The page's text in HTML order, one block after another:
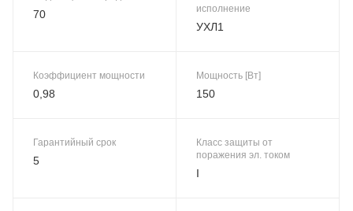
70
исполнение
УХЛ1
Коэффициент мощности
0,98
Мощность [Вт]
150
Гарантийный срок
5
Класс защиты от
поражения эл. током
I